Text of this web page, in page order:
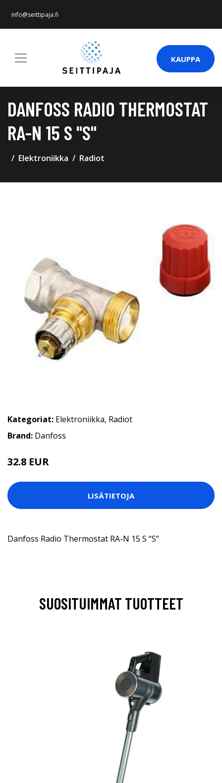
info@seittipaja.fi
KAUPPA
DANFOSS RADIO THERMOSTAT
RA-N 15 S "S"
Elektroniikka Radiot
Kategoriat: Elektroniikka, Radiot
Brand: Danfoss
32.8 EUR
LISÄTIETOJA
Danfoss Radio Thermostat RA-N 15 S “S”
SUOSITUIMMAT TUOTTEET